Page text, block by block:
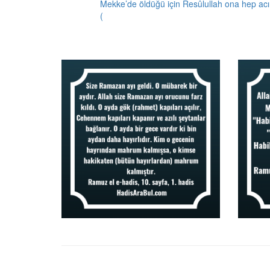
Mekke’de öldüğü için Resûlullah ona hep
(